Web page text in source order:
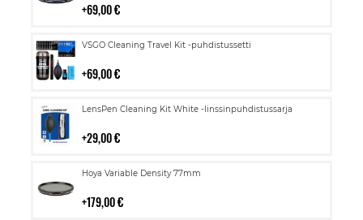
69,00 €
VSGO Cleaning Travel Kit -puhdistussetti
69,00 €
Lisää
LensPen Cleaning Kit White -linssinpuhdistussarja
29,00 €
Lisää
Hoya Variable Density 77mm
179,00 €
Lisää